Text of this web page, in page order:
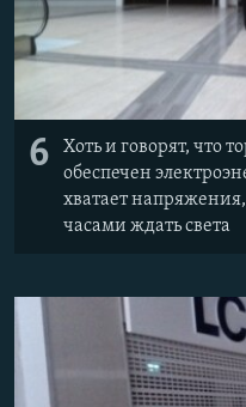
6
Хоть и говорят, что
обеспечен
хватает
часами ждать света